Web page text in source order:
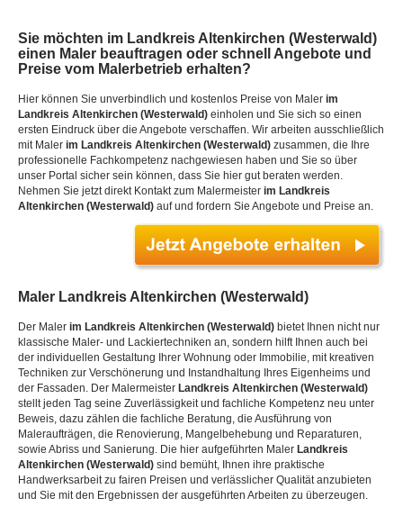
Sie möchten im Landkreis Altenkirchen (Westerwald)
einen Maler beauftragen oder schnell Angebote und
Preise vom Malerbetrieb erhalten?
Hier können Sie unverbindlich und kostenlos Preise von Maler im
Landkreis Altenkirchen (Westerwald) einholen und Sie sich so einen
ersten Eindruck über die Angebote verschaffen. Wir arbeiten ausschließlich
mit Maler im Landkreis Altenkirchen (Westerwald) zusammen, die Ihre
professionelle Fachkompetenz nachgewiesen haben und Sie so über
unser Portal sicher sein können, dass Sie hier gut beraten werden.
Nehmen Sie jetzt direkt Kontakt zum Malermeister im Landkreis
Altenkirchen (Westerwald) auf und fordern Sie Angebote und Preise an.
Maler Landkreis Altenkirchen (Westerwald)
Der Maler im Landkreis Altenkirchen (Westerwald) bietet Ihnen nicht nur
klassische Maler- und Lackiertechniken an, sondern hilft Ihnen auch bei
der individuellen Gestaltung Ihrer Wohnung oder Immobilie, mit kreativen
Techniken zur Verschönerung und Instandhaltung Ihres Eigenheims und
der Fassaden. Der Malermeister Landkreis Altenkirchen (Westerwald)
stellt jeden Tag seine Zuverlässigkeit und fachliche Kompetenz neu unter
Beweis, dazu zählen die fachliche Beratung, die Ausführung von
Maleraufträgen, die Renovierung, Mangelbehebung und Reparaturen,
sowie Abriss und Sanierung. Die hier aufgeführten Maler Landkreis
Altenkirchen (Westerwald) sind bemüht, Ihnen ihre praktische
Handwerksarbeit zu fairen Preisen und verlässlicher Qualität anzubieten
und Sie mit den Ergebnissen der ausgeführten Arbeiten zu überzeugen.